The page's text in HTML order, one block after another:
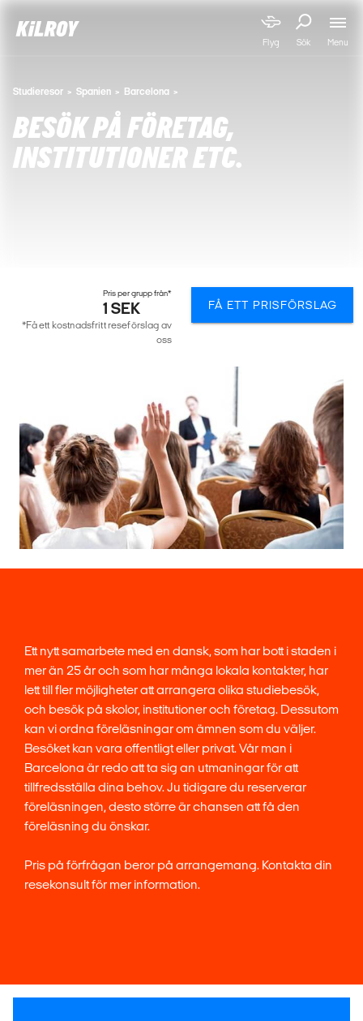
Flyg Sök Menu
Studieresor Spanien Barcelona
BESÖK PÅ FÖRETAG,
INSTITUTIONER ETC.
Ett nytt samarbete med en dansk, som har bott i staden i
mer än 25 år och som har många lokala kontakter, har
lett till fler möjligheter att arrangera olika studiebesök,
och besök på skolor, institutioner och företag. Dessutom
kan vi ordna föreläsningar om ämnen som du väljer.
Besöket kan vara offentligt eller privat. Vår man i
Barcelona är redo att ta sig an utmaningar för att
tillfredsställa dina behov. Ju tidigare du reserverar
föreläsningen, desto större är chansen att få den
föreläsning du önskar.
Pris på förfrågan beror på arrangemang. Kontakta din
resekonsult för mer information.
Pris per grupp från*
1 SEK
*Få ett kostnadsfritt reseförslag av
oss
FÅ ETT PRISFÖRSLAG